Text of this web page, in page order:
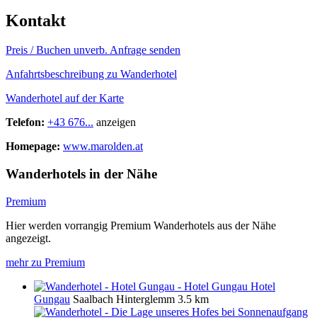
Kontakt
Preis / Buchen unverb. Anfrage senden
Anfahrtsbeschreibung zu Wanderhotel
Wanderhotel auf der Karte
Telefon: +43 676... anzeigen
Homepage: www.marolden.at
Wanderhotels in der Nähe
Premium
Hier werden vorrangig Premium Wanderhotels aus der Nähe
angezeigt.
mehr zu Premium
Hotel
Gungau Saalbach Hinterglemm 3.5 km